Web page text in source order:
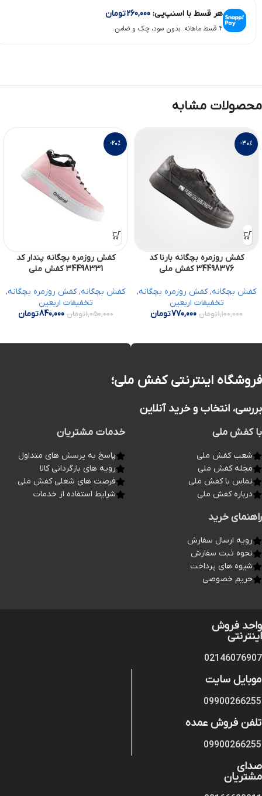
هر قسط با اسنپ‌پی: 260,000تومان
۴ قسط ماهانه. بدون سود، چک و ضامن.
محصولات مشابه
-30%
کفش روزمره بچگانه بارنا کد
34498376 کفش ملی
کفش بچگانه,کفش روزمره بچگانه,
تخفیفات اربعین
1,100,000تومان 770,000تومان
-20%
کفش روزمره بچگانه پندار کد
34498331 کفش ملی
کفش بچگانه,کفش روزمره بچگانه,
تخفیفات اربعین
1,050,000تومان 840,000تومان
فروشگاه اینترنتی کفش ملی؛
بررسی، انتخاب و خرید آنلاین
با کفش ملی
شعب کفش ملی
مجله کفش ملی
تماس با کفش ملی
درباره کفش ملی
خدمات مشتریان
پاسخ به پرسش های متداول
رویه های بازگردانی کالا
فرصت های شغلی کفش ملی
شرایط استفاده از خدمات
راهنمای خرید
رویه ارسال سفارش
نحوه ثبت سفارش
شیوه های پرداخت
حریم خصوصی
واحد فروش
اینترنتی
02146076907
موبایل سایت
09900266255
تلفن فروش عمده
09900266255
صدای
مشتریان